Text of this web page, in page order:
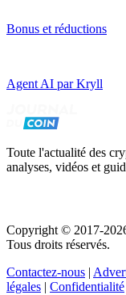
Bonus et réductions
Agent AI par Kryll
Toute l'actualité des
analyses, vidéos et
Copyright © 2017-
Tous droits réservés.
Contactez-nous |
légales | Confidentialité